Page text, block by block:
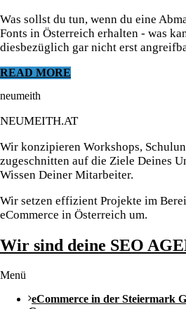
Was sollst du tun, wenn du eine
Fonts in Österreich erhalten - was
diesbezüglich gar nicht erst
READ MORE
neumeith
NEUMEITH.AT
Wir konzipieren Workshops,
zugeschnitten auf die Ziele Deines
Wissen Deiner Mitarbeiter.
Wir setzen effizient Projekte im
eCommerce in Österreich um.
Wir sind deine SEO
Menü
eCommerce in der Steiermark